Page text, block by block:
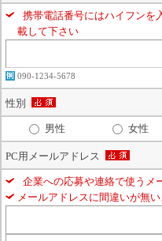
携帯電話番号にはハイフンを入れて下さい/日中連絡の取れる番号を記
載して下さい
090-1234-5678
性別
男性 女性
PC用メールアドレス
企業への応募や連絡で使うメ
メールアドレスに間違いが無